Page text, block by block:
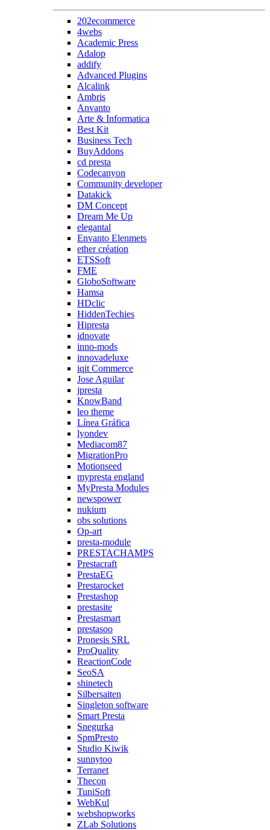
202ecommerce
4webs
Academic Press
Adalop
addify
Advanced Plugins
Alcalink
Ambris
Anvanto
Arte & Informatica
Best Kit
Business Tech
BuyAddons
cd presta
Codecanyon
Community developer
Datakick
DM Concept
Dream Me Up
elegantal
Envanto Elenmets
ether création
ETSSoft
FME
GloboSoftware
Hamsa
HDclic
HiddenTechies
Hipresta
idnovate
inno-mods
innovadeluxe
iqit Commerce
Jose Aguilar
jpresta
KnowBand
leo theme
Línea Gráfica
lyondev
Mediacom87
MigrationPro
Motionseed
mypresta england
MyPresta Modules
newspower
nukium
obs solutions
Op-art
presta-module
PRESTACHAMPS
Prestacraft
PrestaEG
Prestarocket
Prestashop
prestasite
Prestasmart
prestasoo
Pronesis SRL
ProQuality
ReactionCode
SeoSA
shinetech
Silbersaiten
Singleton software
Smart Presta
Snegurka
SpmPresto
Studio Kiwik
sunnytoo
Terranet
Thecon
TuniSoft
WebKul
webshopworks
ZLab Solutions